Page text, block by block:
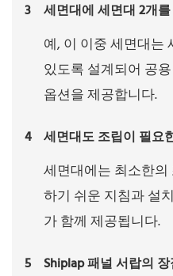
3 세면대에 세면대 2개
예, 이 이중 세면대는
있도록 설계되어 공
옵션을 제공합니다.
4 세면대도 조립이 필요
세면대에는 최소한
하기 쉬운 지침과 설
가 함께 제공됩니다.
5 Shiplap 패널 서랍의